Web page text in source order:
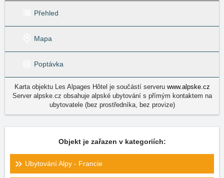
Přehled
Mapa
Poptávka
Karta objektu Les Alpages Hôtel je součástí serveru www.alpske.cz
Server alpske.cz obsahuje alpské ubytování s přímým kontaktem na
ubytovatele (bez prostředníka, bez provize)
Objekt je zařazen v kategoriích:
Ubytování Alpy - Francie